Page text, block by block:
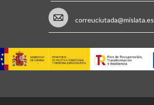
correuciutada@mislata.es